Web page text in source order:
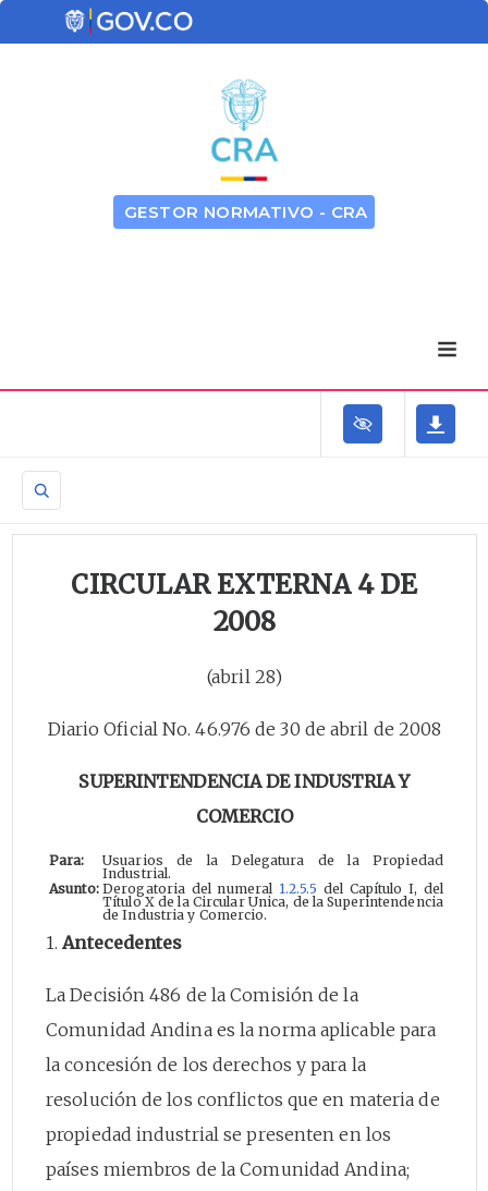
GESTOR NORMATIVO - CRA
CIRCULAR EXTERNA 4 DE
2008
(abril 28)
Diario Oficial No. 46.976 de 30 de abril de 2008
SUPERINTENDENCIA DE INDUSTRIA Y
COMERCIO
Para:
Usuarios de la Delegatura de la Propiedad
Industrial.
Asunto: Derogatoria del numeral 1.2.5.5 del Capítulo I, del
Título X de la Circular Unica, de la Superintendencia
de Industria y Comercio.
1.Antecedentes
La Decisión 486 de la Comisión de la
Comunidad Andina es la norma aplicable para
la concesión de los derechos y para la
resolución de los conflictos que en materia de
propiedad industrial se presenten en los
países miembros de la Comunidad Andina;